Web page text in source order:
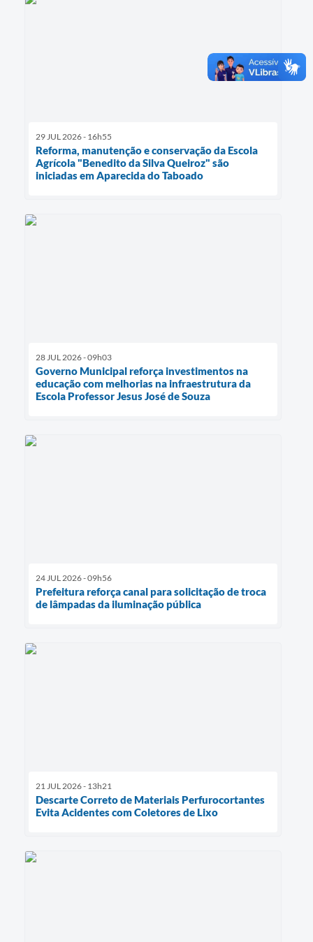
29 JUL 2026 - 16h55
Reforma, manutenção e conservação da Escola
Agrícola "Benedito da Silva Queiroz" são
iniciadas em Aparecida do Taboado
28 JUL 2026 - 09h03
Governo Municipal reforça investimentos na
educação com melhorias na infraestrutura da
Escola Professor Jesus José de Souza
24 JUL 2026 - 09h56
Prefeitura reforça canal para solicitação de troca
de lâmpadas da iluminação pública
21 JUL 2026 - 13h21
Descarte Correto de Materiais Perfurocortantes
Evita Acidentes com Coletores de Lixo